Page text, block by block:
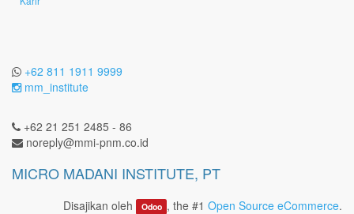
+62 811 1911 9999
mm_institute
+62 21 251 2485 - 86
noreply@mmi-pnm.co.id
MICRO MADANI INSTITUTE, PT
Disajikan oleh Odoo , the #1 Open Source eCommerce.